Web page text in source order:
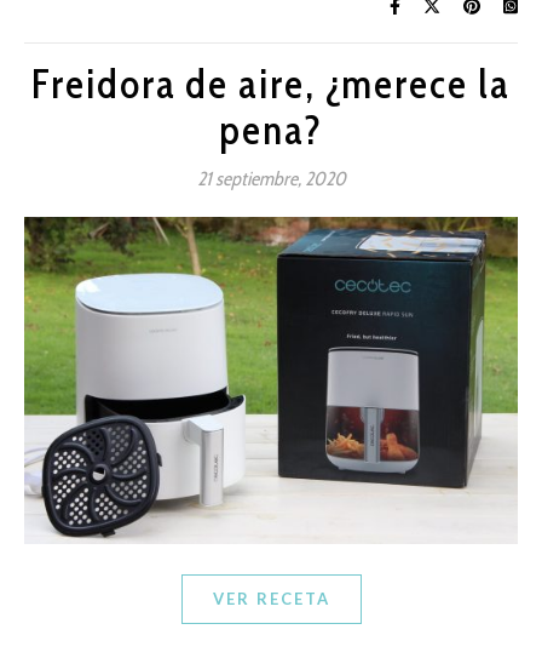
Freidora de aire, ¿merece la
pena?
21 septiembre, 2020
VER RECETA